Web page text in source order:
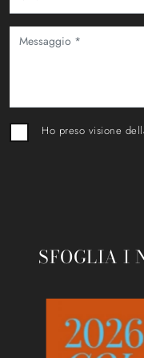
Ho preso visione
SFOGLIA I